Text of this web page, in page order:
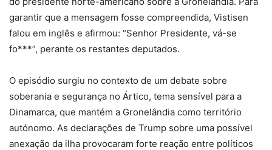
garantir que a mensagem fosse compreendida, Vistisen
falou em inglês e afirmou: “Senhor Presidente, vá-se
fo***”, perante os restantes deputados.
O episódio surgiu no contexto de um debate sobre
soberania e segurança no Ártico, tema sensível para a
Dinamarca, que mantém a Gronelândia como território
autónomo. As declarações de Trump sobre uma possível
anexação da ilha provocaram forte reação entre políticos